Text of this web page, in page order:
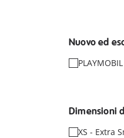
Nuovo ed
Dimensioni
XS - Extra